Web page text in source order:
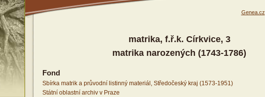
Genea.cz
matrika, f.ř.k. Církvice, 3
matrika narozených (1743-1786)
Fond
Sbírka matrik a průvodní listinný materiál, Středočeský kraj (1573-1951)
Státní oblastní archiv v Praze